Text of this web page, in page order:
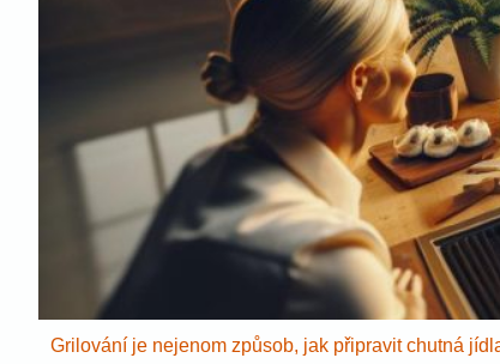
Grilování je nejenom způsob, jak připravit chutná